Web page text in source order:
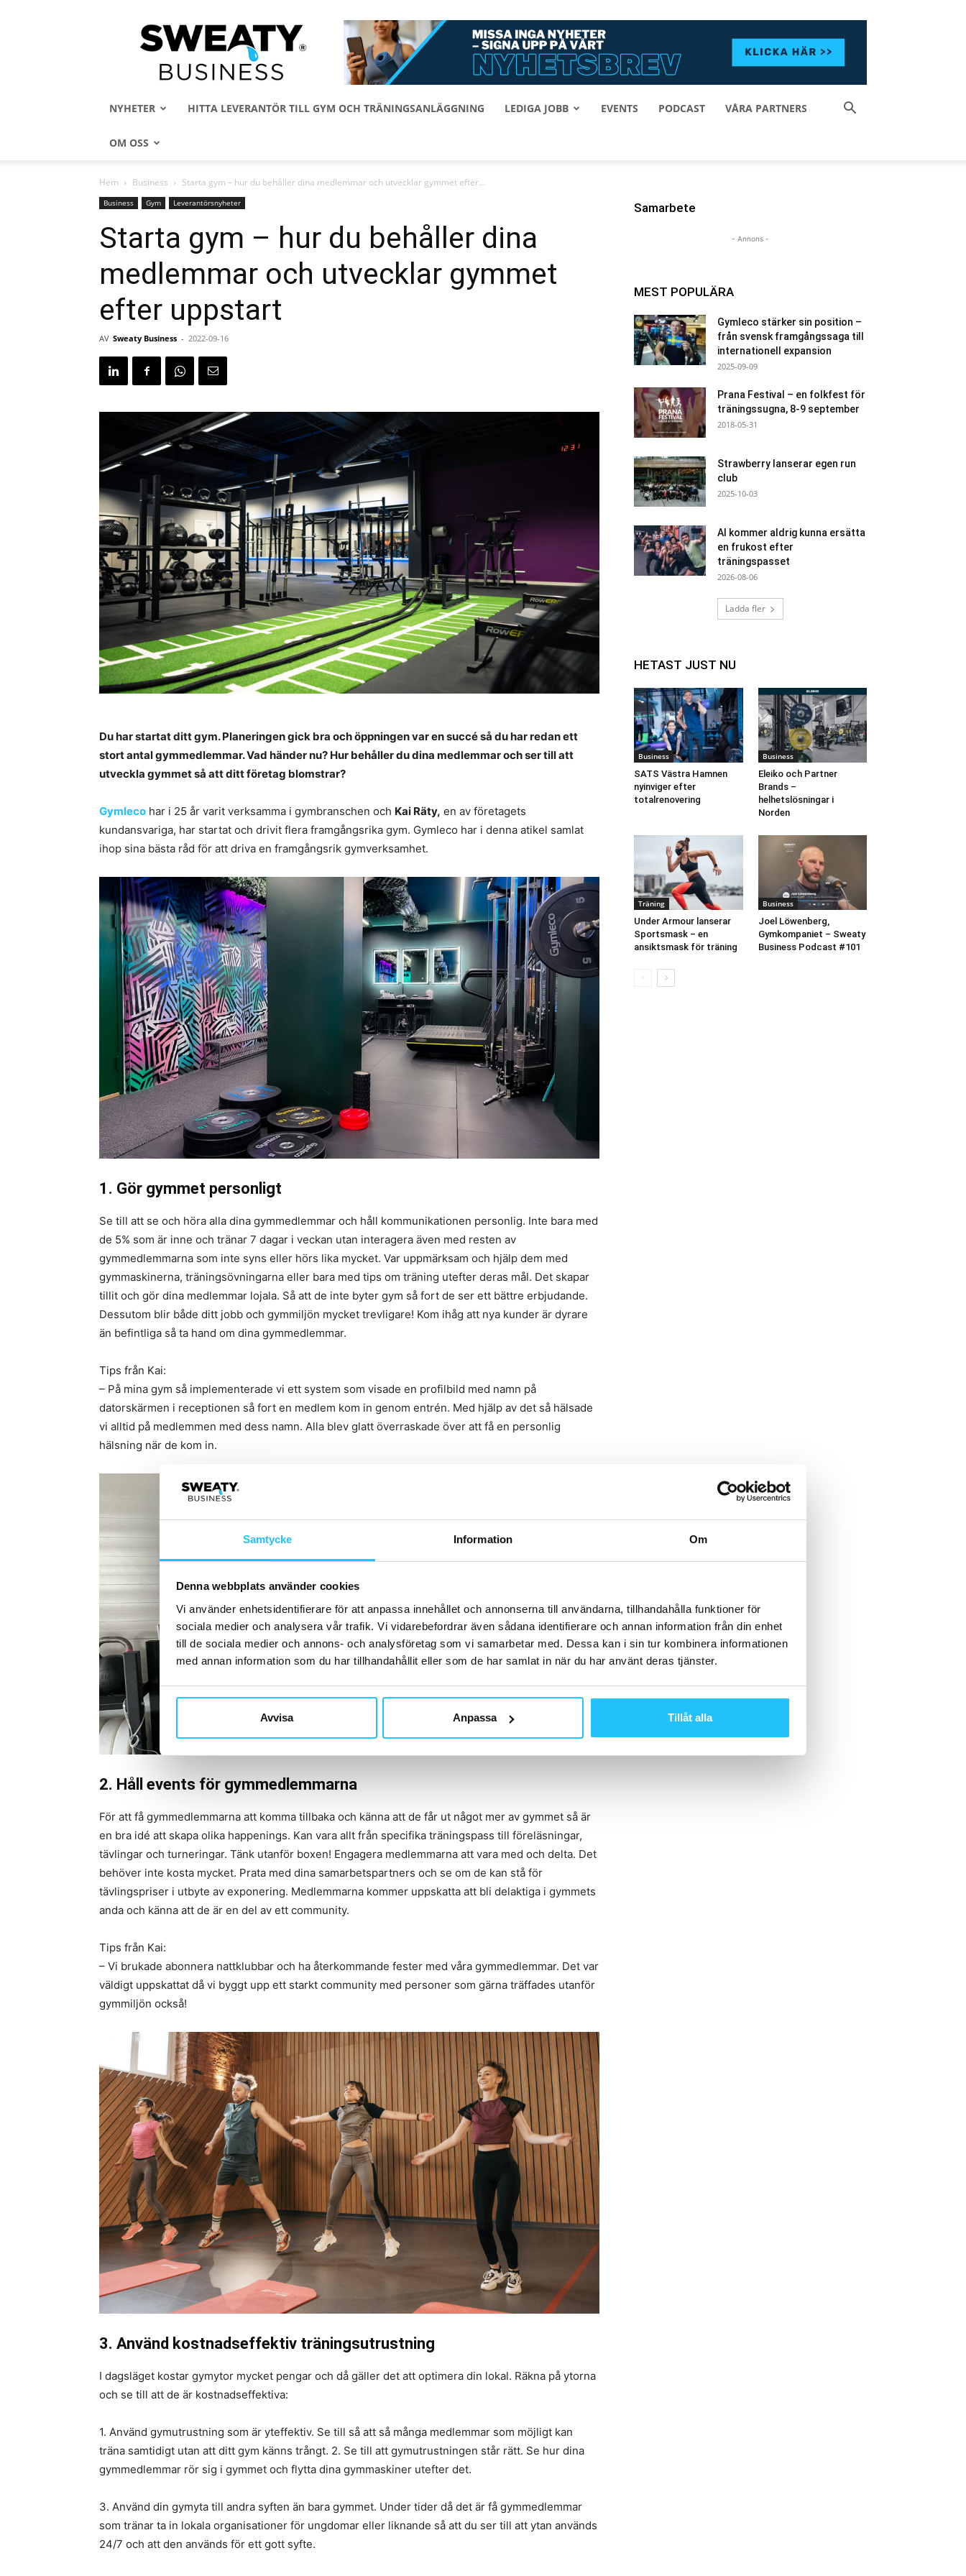
Samtycke Information Om
Denna webbplats använder cookies
Vi använder enhetsidentifierare för att anpassa innehållet och annonserna till användarna, tillhandahålla funktioner för
sociala medier och analysera vår trafik. Vi vidarebefordrar även sådana identifierare och annan information från din enhet
till de sociala medier och annons- och analysföretag som vi samarbetar med. Dessa kan i sin tur kombinera informationen
med annan information som du har tillhandahållit eller som de har samlat in när du har använt deras tjänster.
Avvisa Anpassa Tillåt alla
Sweaty
Business
NYHETER HITTA LEVERANTÖR TILL GYM OCH TRÄNINGSANLÄGGNING LEDIGA JOBB EVENTS PODCAST VÅRA PARTNERS
OM OSS
Hem Business Starta gym – hur du behåller dina medlemmar och utvecklar gymmet efter...
Business Gym Leverantörsnyheter
Starta gym – hur du behåller dina
medlemmar och utvecklar gymmet
efter uppstart
AV Sweaty Business - 2022-09-16
Du har startat ditt gym. Planeringen gick bra och öppningen var en succé så du har redan ett
stort antal gymmedlemmar. Vad händer nu? Hur behåller du dina medlemmar och ser till att
utveckla gymmet så att ditt företag blomstrar?
Gymleco har i 25 år varit verksamma i gymbranschen och Kai Räty, en av företagets
kundansvariga, har startat och drivit flera framgångsrika gym. Gymleco har i denna atikel samlat
ihop sina bästa råd för att driva en framgångsrik gymverksamhet.
1. Gör gymmet personligt
Se till att se och höra alla dina gymmedlemmar och håll kommunikationen personlig. Inte bara med
de 5% som är inne och tränar 7 dagar i veckan utan interagera även med resten av
gymmedlemmarna som inte syns eller hörs lika mycket. Var uppmärksam och hjälp dem med
gymmaskinerna, träningsövningarna eller bara med tips om träning utefter deras mål. Det skapar
tillit och gör dina medlemmar lojala. Så att de inte byter gym så fort de ser ett bättre erbjudande.
Dessutom blir både ditt jobb och gymmiljön mycket trevligare! Kom ihåg att nya kunder är dyrare
än befintliga så ta hand om dina gymmedlemmar.
Tips från Kai:
– På mina gym så implementerade vi ett system som visade en profilbild med namn på
datorskärmen i receptionen så fort en medlem kom in genom entrén. Med hjälp av det så hälsade
vi alltid på medlemmen med dess namn. Alla blev glatt överraskade över att få en personlig
hälsning när de kom in.
2. Håll events för gymmedlemmarna
För att få gymmedlemmarna att komma tillbaka och känna att de får ut något mer av gymmet så är
en bra idé att skapa olika happenings. Kan vara allt från specifika träningspass till föreläsningar,
tävlingar och turneringar. Tänk utanför boxen! Engagera medlemmarna att vara med och delta. Det
behöver inte kosta mycket. Prata med dina samarbetspartners och se om de kan stå för
tävlingspriser i utbyte av exponering. Medlemmarna kommer uppskatta att bli delaktiga i gymmets
anda och känna att de är en del av ett community.
Tips från Kai:
– Vi brukade abonnera nattklubbar och ha återkommande fester med våra gymmedlemmar. Det var
väldigt uppskattat då vi byggt upp ett starkt community med personer som gärna träffades utanför
gymmiljön också!
3. Använd kostnadseffektiv träningsutrustning
I dagsläget kostar gymytor mycket pengar och då gäller det att optimera din lokal. Räkna på ytorna
och se till att de är kostnadseffektiva:
1. Använd gymutrustning som är yteffektiv. Se till så att så många medlemmar som möjligt kan
träna samtidigt utan att ditt gym känns trångt. 2. Se till att gymutrustningen står rätt. Se hur dina
gymmedlemmar rör sig i gymmet och flytta dina gymmaskiner utefter det.
3. Använd din gymyta till andra syften än bara gymmet. Under tider då det är få gymmedlemmar
som tränar ta in lokala organisationer för ungdomar eller liknande så att du ser till att ytan används
24/7 och att den används för ett gott syfte.
Samarbete
- Annons -
MEST POPULÄRA
Gymleco stärker sin position –
från svensk framgångssaga till
internationell expansion
2025-09-09
Prana Festival – en folkfest för
träningssugna, 8-9 september
2018-05-31
Strawberry lanserar egen run
club
2025-10-03
AI kommer aldrig kunna ersätta
en frukost efter
träningspasset
2026-08-06
Ladda fler
HETAST JUST NU
Business
SATS Västra Hamnen
nyinviger efter
totalrenovering
Business
Eleiko och Partner
Brands –
helhetslösningar i
Norden
Träning
Under Armour lanserar
Sportsmask – en
ansiktsmask för träning
Business
Joel Löwenberg,
Gymkompaniet – Sweaty
Business Podcast #101